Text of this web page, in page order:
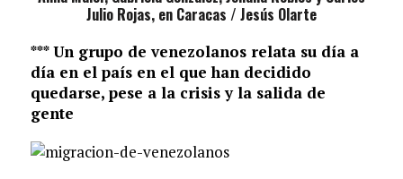
Julio Rojas, en Caracas / Jesús Olarte
*** Un grupo de venezolanos relata su día a
día en el país en el que han decidido
quedarse, pese a la crisis y la salida de
gente